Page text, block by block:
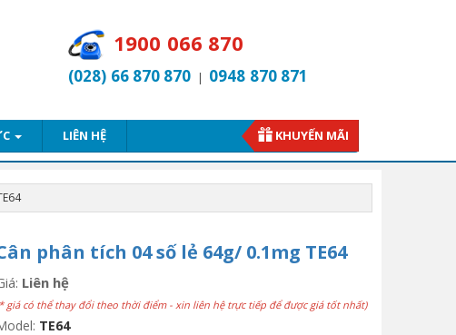
1900 066 870
(028) 66 870 870 | 0948 870 871
LIÊN HỆ KHUYẾN MÃI
phân tích 04 số lẻ 64g/ 0.1mg TE64
Liên hệ
giá có thể thay đổi theo thời điểm - xin liên hệ trực tiếp để được giá tốt nhất)
TE64